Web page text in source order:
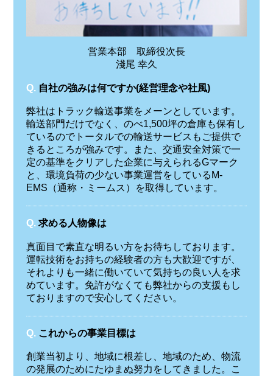
営業本部 取締役次長
淺尾 幸久
Q. 自社の強みは何ですか(経営理念や社風)
弊社はトラック輸送事業をメーンとしています。
輸送部門だけでなく、のべ1,500坪の倉庫も保有し
ているのでトータルでの輸送サービスもご提供で
きるところが強みです。また、交通安全対策で一
定の基準をクリアした企業に与えられるGマーク
と、環境負荷の少ない事業運営をしているM-
EMS（通称・ミームス）を取得しています。
Q. 求める人物像は
真面目で素直な明るい方をお待ちしております。
運転技術をお持ちの経験者の方も大歓迎ですが、
それよりも一緒に働いていて気持ちの良い人を求
めています。免許がなくても弊社からの支援もし
ておりますので安心してください。
Q. これからの事業目標は
創業当初より、地域に根差し、地域のため、物流
の発展のためにたゆまぬ努力をしてきました。こ